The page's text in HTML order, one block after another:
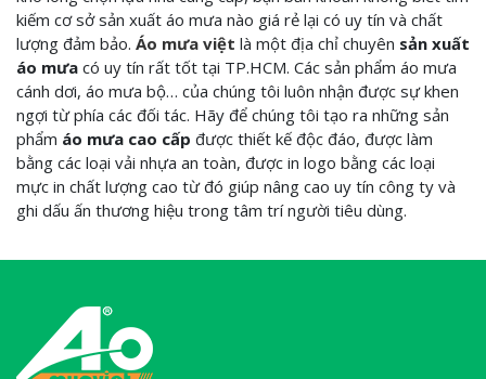
kiếm cơ sở sản xuất áo mưa nào giá rẻ lại có uy tín và chất
lượng đảm bảo. Áo mưa việt là một địa chỉ chuyên sản xuất
áo mưa có uy tín rất tốt tại TP.HCM. Các sản phẩm áo mưa
cánh dơi, áo mưa bộ… của chúng tôi luôn nhận được sự khen
ngợi từ phía các đối tác. Hãy để chúng tôi tạo ra những sản
phẩm áo mưa cao cấp được thiết kế độc đáo, được làm
bằng các loại vải nhựa an toàn, được in logo bằng các loại
mực in chất lượng cao từ đó giúp nâng cao uy tín công ty và
ghi dấu ấn thương hiệu trong tâm trí người tiêu dùng.